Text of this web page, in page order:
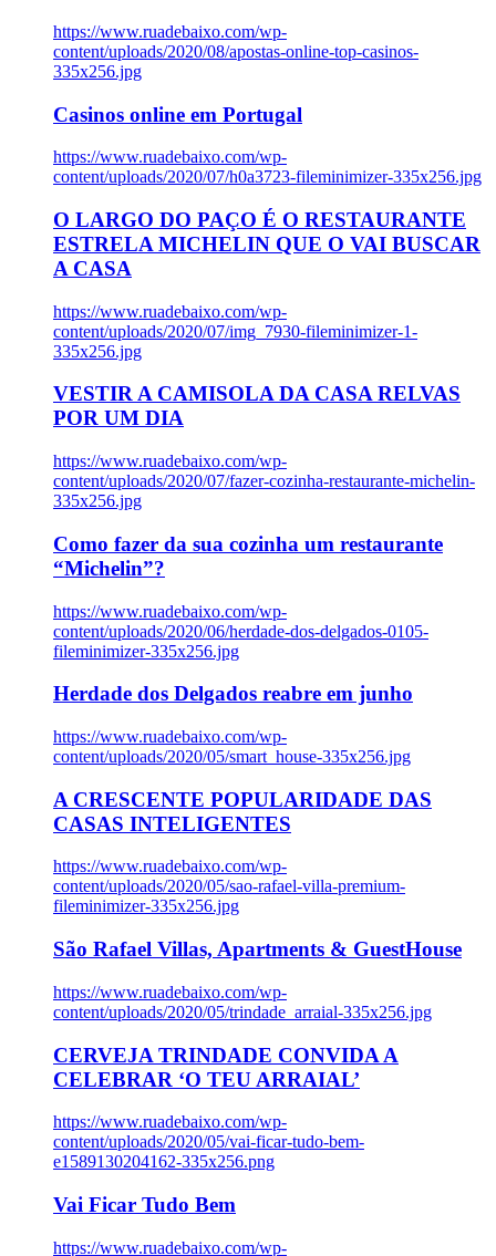
https://www.ruadebaixo.com/wp-
content/uploads/2020/08/apostas-online-top-casinos-
335x256.jpg
Casinos online em Portugal
https://www.ruadebaixo.com/wp-
content/uploads/2020/07/h0a3723-fileminimizer-335x256.jpg
O LARGO DO PAÇO É O RESTAURANTE
ESTRELA MICHELIN QUE O VAI BUSCAR
A CASA
https://www.ruadebaixo.com/wp-
content/uploads/2020/07/img_7930-fileminimizer-1-
335x256.jpg
VESTIR A CAMISOLA DA CASA RELVAS
POR UM DIA
https://www.ruadebaixo.com/wp-
content/uploads/2020/07/fazer-cozinha-restaurante-michelin-
335x256.jpg
Como fazer da sua cozinha um restaurante
“Michelin”?
https://www.ruadebaixo.com/wp-
content/uploads/2020/06/herdade-dos-delgados-0105-
fileminimizer-335x256.jpg
Herdade dos Delgados reabre em junho
https://www.ruadebaixo.com/wp-
content/uploads/2020/05/smart_house-335x256.jpg
A CRESCENTE POPULARIDADE DAS
CASAS INTELIGENTES
https://www.ruadebaixo.com/wp-
content/uploads/2020/05/sao-rafael-villa-premium-
fileminimizer-335x256.jpg
São Rafael Villas, Apartments & GuestHouse
https://www.ruadebaixo.com/wp-
content/uploads/2020/05/trindade_arraial-335x256.jpg
CERVEJA TRINDADE CONVIDA A
CELEBRAR ‘O TEU ARRAIAL’
https://www.ruadebaixo.com/wp-
content/uploads/2020/05/vai-ficar-tudo-bem-
e1589130204162-335x256.png
Vai Ficar Tudo Bem
https://www.ruadebaixo.com/wp-